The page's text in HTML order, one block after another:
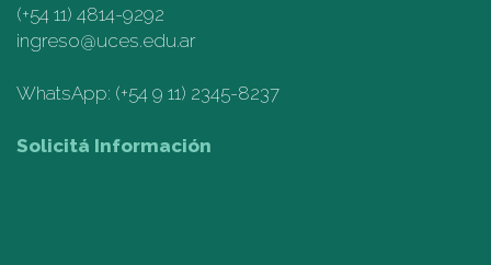
(+54 11) 4814-9292
ingreso@uces.edu.ar
WhatsApp: (+54 9 11) 2345-8237
Solicitá Información